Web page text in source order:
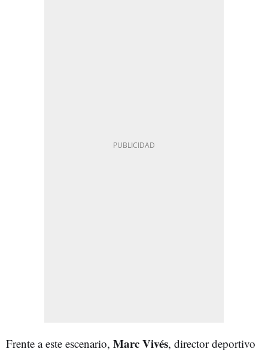
Frente a este escenario, Marc Vivés, director deportivo